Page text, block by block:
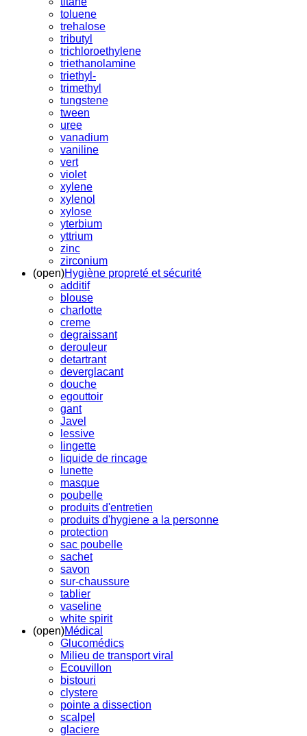
toluene
trehalose
tributyl
trichloroethylene
triethanolamine
triethyl-
trimethyl
tungstene
tween
uree
vanadium
vaniline
vert
violet
xylene
xylenol
xylose
yterbium
yttrium
zinc
zirconium
(open)Hygiène propreté et sécurité
additif
blouse
charlotte
creme
degraissant
derouleur
detartrant
deverglacant
douche
egouttoir
gant
Javel
lessive
lingette
liquide de rincage
lunette
masque
poubelle
produits d'entretien
produits d'hygiene a la personne
protection
sac poubelle
sachet
savon
sur-chaussure
tablier
vaseline
white spirit
(open)Médical
Glucomédics
Milieu de transport viral
Ecouvillon
bistouri
clystere
pointe a dissection
scalpel
glaciere